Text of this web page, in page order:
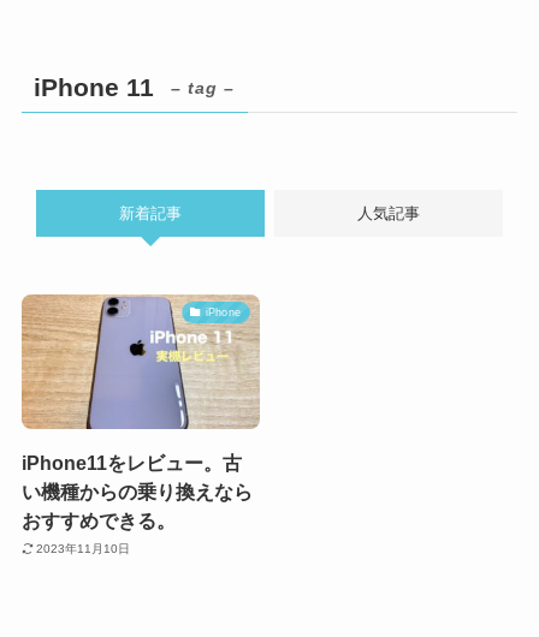
iPhone 11 – tag –
新着記事 人気記事
iPhone
iPhone11をレビュー。古
い機種からの乗り換えなら
おすすめできる。
2023年11月10日